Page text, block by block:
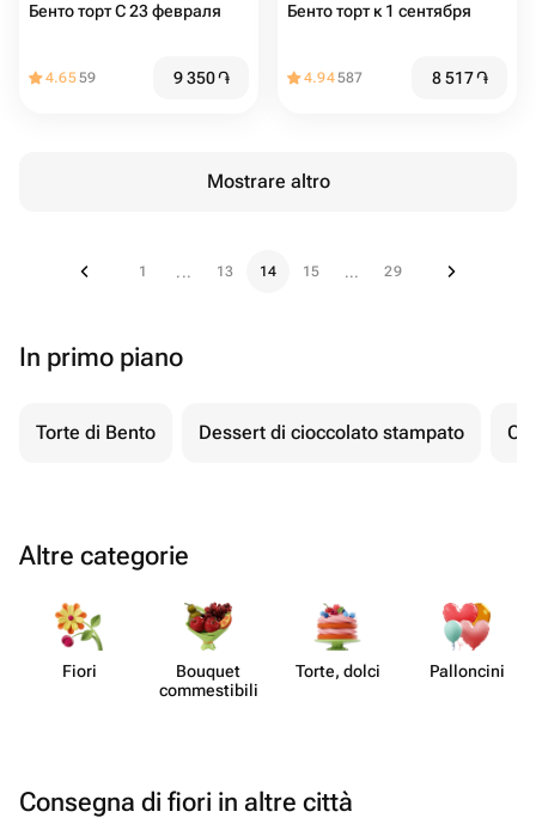
Бенто торт С 23 февраля
4.6559 9 350֏
Бенто торт к 1 сентября
4.94587 8 517֏
Mostrare altro
1 ... 13 14 15 ... 29
In primo piano
Torte di Bento Dessert di cioccolato stampato
Altre categorie
Fiori
Bouquet
commes​tibili
Torte, dolci Pall​oncini
Consegna di fiori in altre città